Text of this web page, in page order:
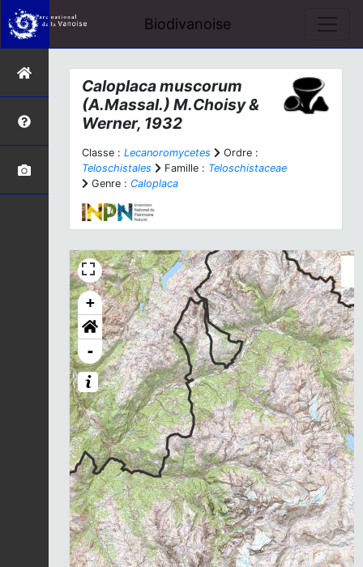
Biodivanoise
Caloplaca muscorum
(A.Massal.) M.Choisy &
Werner, 1932
Classe : Lecanoromycetes
Ordre :
Teloschistales
Famille : Teloschistaceae
Genre : Caloplaca
+
-